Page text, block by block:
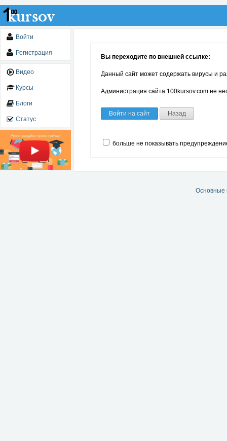
Войти
Регистрация
Видео
Курсы
Блоги
Статус
Вы переходите по внешней ссылке:
Данный сайт может содержать вирусы и
Администрация сайта 100kursov.com не
Войти на сайт Назад
больше не показывать
Основные